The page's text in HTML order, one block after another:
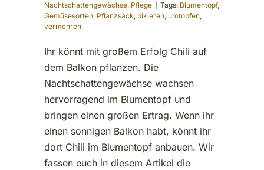
Nachtschattengewächse, Pflege Tags: Blumentopf,
Gemüsesorten, Pflanzsack, pikieren, umtopfen,
vermehren
Ihr könnt mit großem Erfolg Chili auf
dem Balkon pflanzen. Die
Nachtschattengewächse wachsen
hervorragend im Blumentopf und
bringen einen großen Ertrag. Wenn ihr
einen sonnigen Balkon habt, könnt ihr
dort Chili im Blumentopf anbauen. Wir
fassen euch in diesem Artikel die